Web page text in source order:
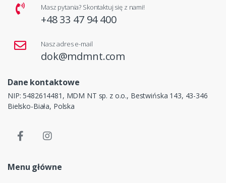
Masz pytania? Skontaktuj się z nami!
+48 33 47 94 400
Nasz adres e-mail
dok@mdmnt.com
Dane kontaktowe
NIP: 5482614481, MDM NT sp. z o.o., Bestwińska 143, 43-346
Bielsko-Biała, Polska
Menu główne